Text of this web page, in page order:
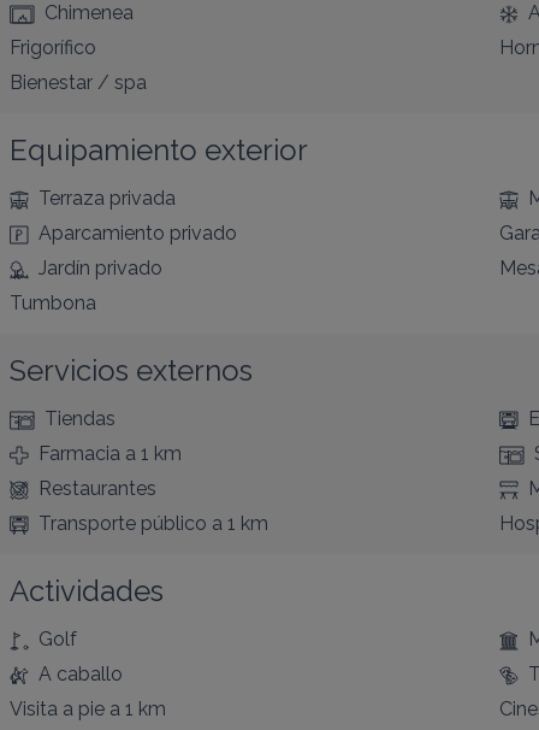
Chimenea
Frigorífico
Bienestar / spa
Equipamiento exterior
Terraza privada
Aparcamiento privado
Jardín privado
Tumbona
Servicios externos
Tiendas
Farmacia a 1 km
Restaurantes
Transporte público a 1 km
Actividades
Golf
A caballo
Visita a pie a 1 km